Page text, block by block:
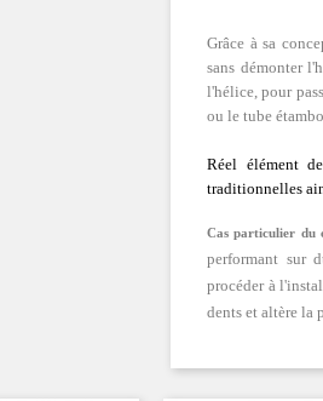
Grâce à sa
sans démonter
l'hélice, pour
ou le tube
Réel élément
traditionnelles
Cas particulier du
performant sur
procéder à
dents et altère la